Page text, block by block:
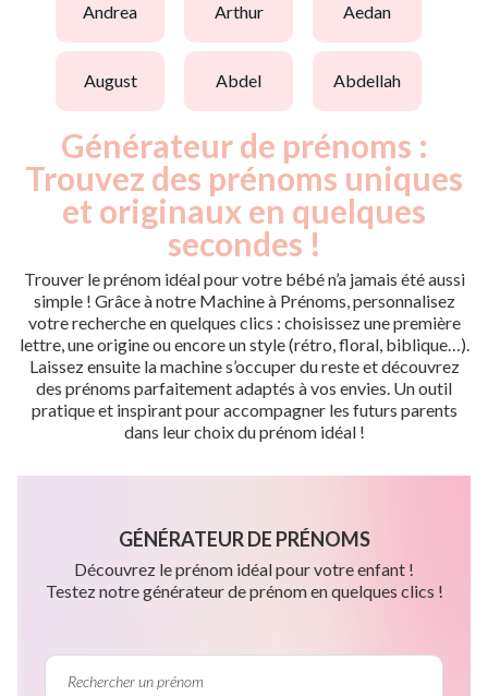
andrea arthur aedan
august abdel abdellah
Générateur de prénoms :
Trouvez des prénoms uniques
et originaux en quelques
secondes !
Trouver le prénom idéal pour votre bébé n’a jamais été aussi
simple ! Grâce à notre Machine à Prénoms, personnalisez
votre recherche en quelques clics : choisissez une première
lettre, une origine ou encore un style (rétro, floral, biblique…).
Laissez ensuite la machine s’occuper du reste et découvrez
des prénoms parfaitement adaptés à vos envies. Un outil
pratique et inspirant pour accompagner les futurs parents
dans leur choix du prénom idéal !
GÉNÉRATEUR DE PRÉNOMS
Découvrez le prénom idéal pour votre enfant !
Testez notre générateur de prénom en quelques clics !